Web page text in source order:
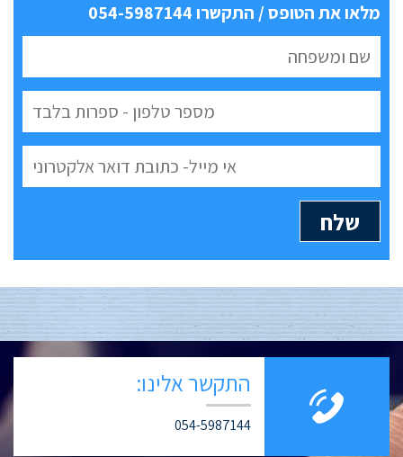
מלאו את הטופס / התקשרו 054-5987144
התקשר אלינו:
054-5987144